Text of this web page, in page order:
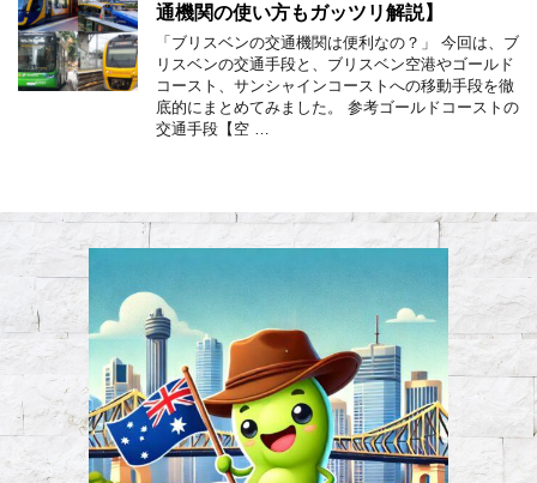
通機関の使い方もガッツリ解説】
「ブリスベンの交通機関は便利なの？」 今回は、ブ
リスベンの交通手段と、ブリスベン空港やゴールド
コースト、サンシャインコーストへの移動手段を徹
底的にまとめてみました。 参考ゴールドコーストの
交通手段【空 …